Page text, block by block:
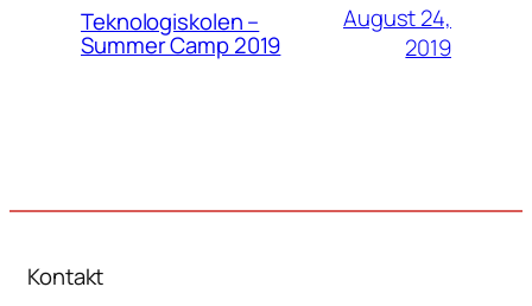
Teknologiskolen –
Summer Camp 2019
August 24,
2019
Kontakt